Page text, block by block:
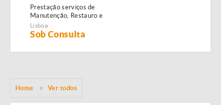
Prestação serviços de
Manutenção, Restauro e
Remodelação de
imóveis!
Lisboa
Sob Consulta
Home Ver todos